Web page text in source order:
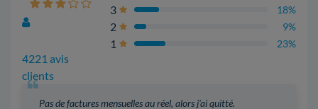
4221 avis
clients
3 18%
2 9%
1 23%
Pas de factures mensuelles au réel, alors j'ai quitté.